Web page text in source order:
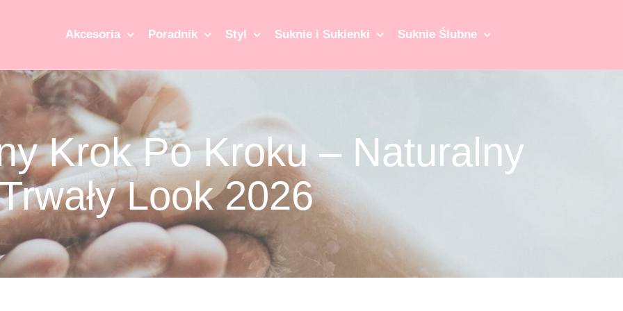
Akcesoria Poradnik Styl Suknie i Sukienki Suknie Ślubne
Krok Po Kroku – Naturalny
Look 2026